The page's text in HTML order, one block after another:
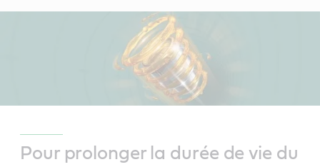
Pour prolonger la durée de vie du